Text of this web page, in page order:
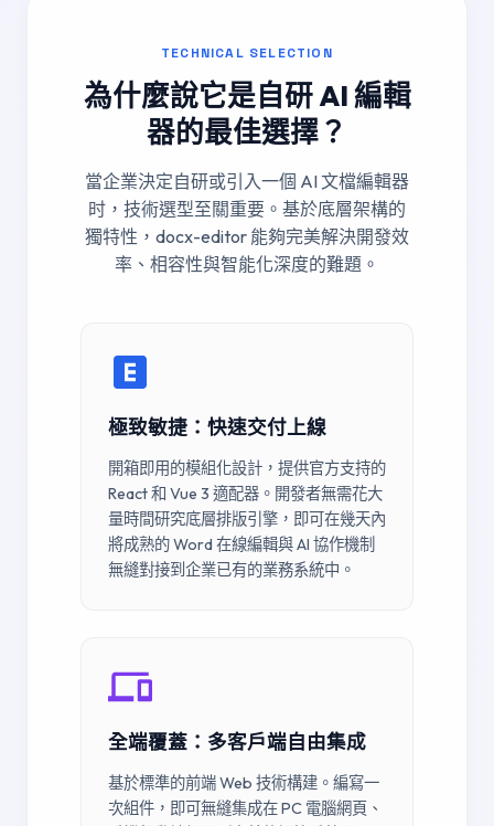
TECHNICAL SELECTION
為什麼說它是自研 AI 編輯
器的最佳選擇？
當企業決定自研或引入一個 AI 文檔編輯器
时，技術選型至關重要。基於底層架構的
獨特性，docx-editor 能夠完美解決開發效
率、相容性與智能化深度的難題。
極致敏捷：快速交付上線
開箱即用的模組化設計，提供官方支持的
React 和 Vue 3 適配器。開發者無需花大
量時間研究底層排版引擎，即可在幾天內
將成熟的 Word 在線編輯與 AI 協作機制
無縫對接到企業已有的業務系統中。
全端覆蓋：多客戶端自由集成
基於標準的前端 Web 技術構建。編寫一
次組件，即可無縫集成在 PC 電腦網頁、